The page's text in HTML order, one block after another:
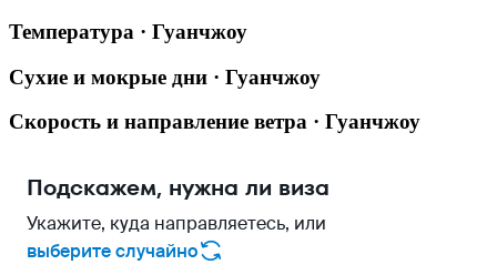
Температура · Гуанчжоу
Сухие и мокрые дни · Гуанчжоу
Скорость и направление ветра · Гуанчжоу
Подскажем, нужна ли виза
Укажите, куда направляетесь, или
выберите случайно